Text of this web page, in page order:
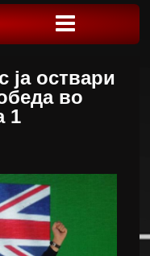
ја оствари
во
1